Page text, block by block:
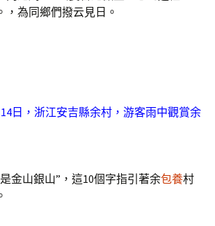
，為同鄉們撥云見日。
，浙江安吉縣余村，游客雨中觀賞余
山銀山”，這10個字指引著余包養村